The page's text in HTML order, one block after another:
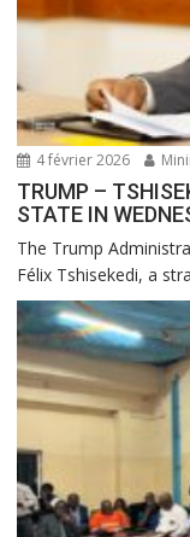
4 février 2026
TRUMP –
STATE IN
The Trump
Félix Tshisekedi, a